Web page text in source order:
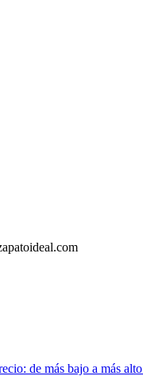
de más bajo a más alto